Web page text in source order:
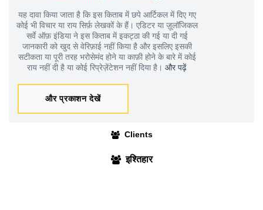
यह दावा किया जाता है कि इस किताब में छपे आर्टिकल में दिए गए
कोई भी विचार या राय सिर्फ़ लेखकों के हैं। एडिटर या ज़ूलॉजिकल
सर्वे ऑफ़ इंडिया ने इस किताब में इकट्ठा की गई या दी गई
जानकारी को खुद से वेरिफ़ाई नहीं किया है और इसलिए इसकी
सटीकता या पूरी तरह भरोसेमंद होने या काफ़ी होने के बारे में कोई
राय नहीं दी है या कोई रिप्रेज़ेंटेशन नहीं दिया है। और पढ़ें
और प्रकाशन देखें
Clients
इश्तिहार